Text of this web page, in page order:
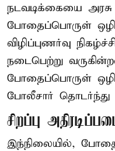
நடவடிக்கையை அரசு
போதைப்பொருள்
விழிப்புணர்வு
நடைபெற்று
போதைப்பொருள்
போலீசார் தொடர்ந்து
சிறப்பு
இந்நிலையில்,